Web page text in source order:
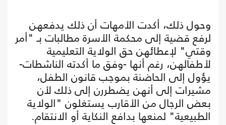
وحول ذلك، أكدت الأمهات أن ذلك يدفعهن
لرفع قضية إلى محكمة الأسرة مطالبات بـ "أمر
وقتي" لإعطائهن حق الولاية التعليمية
لأطفالهن، رغم أنها -وفق ما أكدته الناشطات-
يؤول إلى الحاضنة بموجب قانون الطفل،
مشيرات إلى أنهن يضطررن إلى ذلك لأن
بعض الرجال من الأقارب يستغلون "الولاية
الطبيعية" لمنعها بدافع النكاية أو الانتقام.